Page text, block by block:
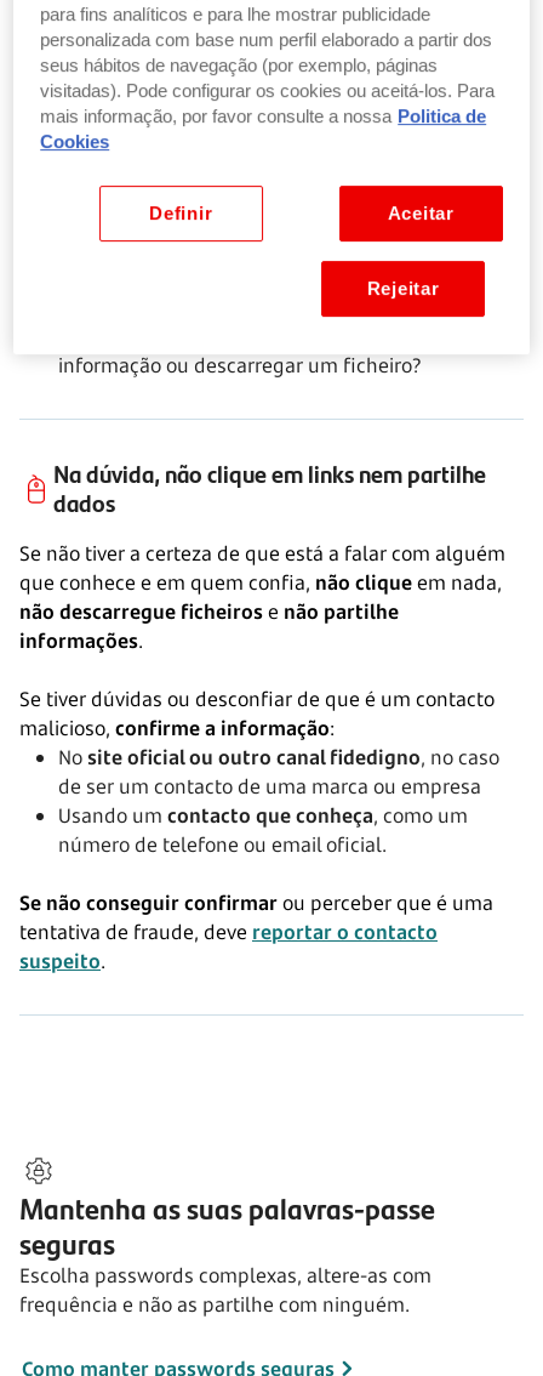
Esteja atento a emails e outras comunicações
phishing é a ameaça mais comum à segurança na
internet.
Sempre que receber umemail, SMS, mensagem
instantânea ou telefonema
, pergunte-se:
Estava à espera desse contacto?
Conhece a pessoa ou empresa que o está a
informação ou descarregar um ficheiro?
Na dúvida, não clique em links nem partilhe
dados
Se não tiver a certeza de que está a falar com alguém
que conhece e em quem confia, não cliqueem nada,
não descarregue ficheirose não partilhe
informações.
Se tiver dúvidas ou desconfiar de que é um contacto
malicioso, confirme a informação:
Nosite oficial ou outro canal fidedigno, no caso
de ser um contacto de uma marca ou empresa
Usando um contacto que conheça, como um
número de telefone ou email oficial.
Se não conseguir confirmarou perceber que é uma
tentativa de fraude, deve reportar o contacto
suspeito.
Mantenha as suas palavras-passe
seguras
Escolha passwords complexas, altere-as com
frequência e não as partilhe com ninguém.
Como manter passwords seguras
para fins analíticos e para lhe mostrar publicidade
personalizada com base num perfil elaborado a partir dos
seus hábitos de navegação (por exemplo, páginas
visitadas). Pode configurar os cookies ou aceitá-los. Para
mais informação, por favor consulte a nossa Politica de
Cookies
Aceitar
Definir
Rejeitar